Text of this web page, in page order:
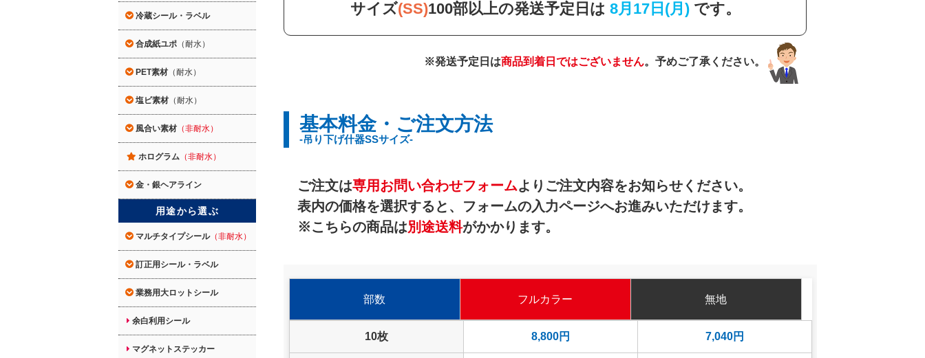
冷蔵シール・ラベル
合成紙ユポ （耐水）
PET素材 （耐水）
塩ビ素材 （耐水）
風合い素材 （非耐水）
ホログラム （非耐水）
金・銀ヘアライン
用途から選ぶ
マルチタイプシール（非耐水）
訂正用シール・ラベル
業務用大ロットシール
余白利用シール
マグネットステッカー
サイズ(SS)100部以上の発送予定日は 8月17日(月) です。
※発送予定日は商品到着日ではございません。予めご了承ください。
基本料金・ご注文方法
-吊り下げ什器SSサイズ-
ご注文は専用お問い合わせフォームよりご注文内容をお知らせください。
表内の価格を選択すると、フォームの入力ページへお進みいただけます。
※こちらの商品は別途送料がかかります。
部数 フルカラー 無地
10枚 8,800円 7,040円